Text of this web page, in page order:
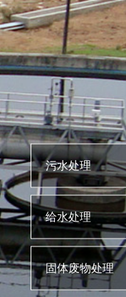
污水处理
给水处理
固体废物处理